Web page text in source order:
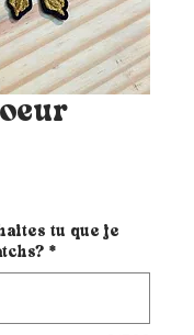
tu que je
*